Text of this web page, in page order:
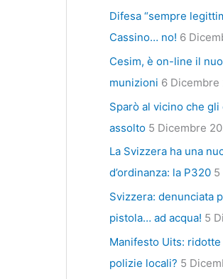
Difesa “sempre
Cassino… no! 6
Cesim, è on-line il
munizioni 6 Dicembre
Sparò al vicino che gli
assolto 5 Dicembre
La Svizzera ha una
d’ordinanza: la P320 5
Svizzera: denunciata
pistola… ad acqua! 5
Manifesto Uits:
polizie locali? 5